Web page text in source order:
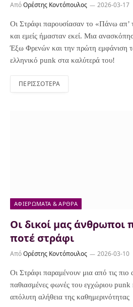
ΑπόΟρέστης Κοντόπουλος 2026-03-17
Οι Στράφι παρουσίασαν το «Πάνω
και εμείς ήμασταν εκεί. Μια
Έξω Φρενών και την πρώτη εμφάνιση
ελληνικό punk στα καλύτερά του!
ΠΕΡΙΣΣΌΤΕΡΑ
ΑΦΙΕΡΏΜΑΤΑ & ΆΡΘΡΑ
Οι δικοί μας άνθρωποι
ποτέ στράφι
ΑπόΟρέστης Κοντόπουλος 2026-03-10
Οι Στράφι παραμένουν μια από τις πιο
παθιασμένες φωνές του εγχώριου
απόλυτη αλήθεια της καθημερινότητας